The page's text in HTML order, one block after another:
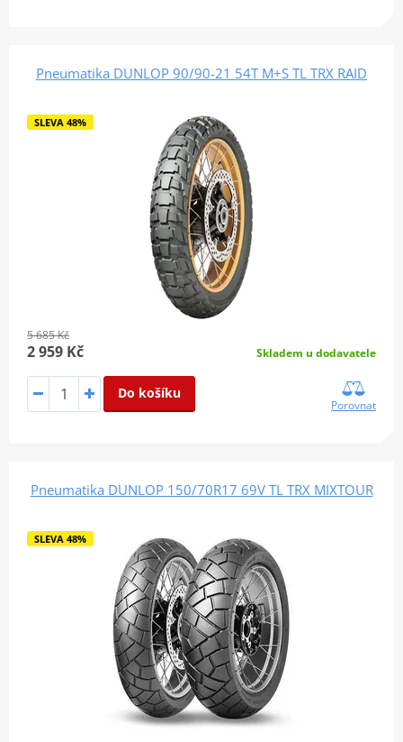
Pneumatika DUNLOP 90/90-21 54T M+S TL TRX RAID
SLEVA 48%
5 685 Kč
2 959 Kč Skladem u dodavatele
Do košíku
Porovnat
Pneumatika DUNLOP 150/70R17 69V TL TRX MIXTOUR
SLEVA 48%